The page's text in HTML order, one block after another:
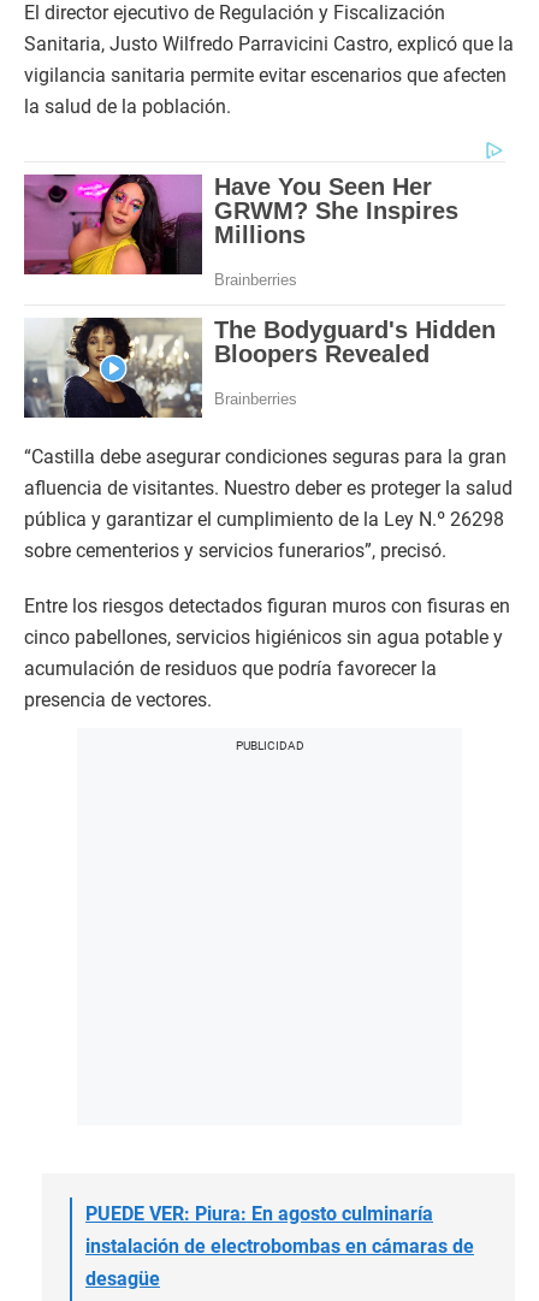
El director ejecutivo de Regulación y Fiscalización
Sanitaria, Justo Wilfredo Parravicini Castro, explicó que la
vigilancia sanitaria permite evitar escenarios que afecten
la salud de la población.
“Castilla debe asegurar condiciones seguras para la gran
afluencia de visitantes. Nuestro deber es proteger la salud
pública y garantizar el cumplimiento de la Ley N.º 26298
sobre cementerios y servicios funerarios”, precisó.
Entre los riesgos detectados figuran muros con fisuras en
cinco pabellones, servicios higiénicos sin agua potable y
acumulación de residuos que podría favorecer la
presencia de vectores.
PUEDE VER: Piura: En agosto culminaría
instalación de electrobombas en cámaras de
desagüe